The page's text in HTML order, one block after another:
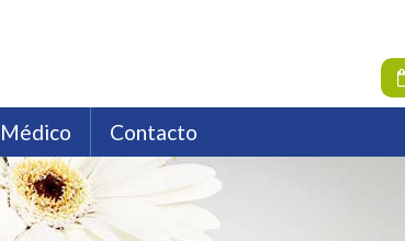
Contacto
Localización Compañías aseguradoras
Endocrinología
Oncología Psicología
HC